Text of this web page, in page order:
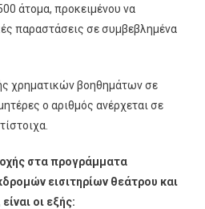
άτομα, προκειμένου να
παραστάσεις σε συμβεβλημένα
χρηματικών βοηθημάτων σε
ο αριθμός ανέρχεται σε
στα προγράμματα
εισιτηρίων θεάτρου και
οι εξής: